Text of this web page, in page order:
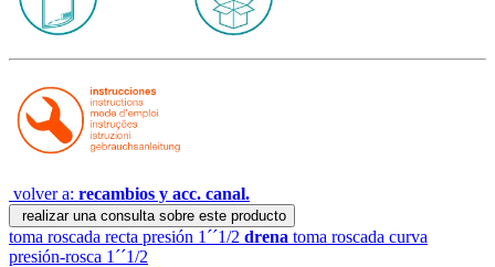
volver a: recambios y acc. canal.
realizar una consulta sobre este producto
toma roscada recta presión 1´´1/2 drena toma roscada curva
presión-rosca 1´´1/2